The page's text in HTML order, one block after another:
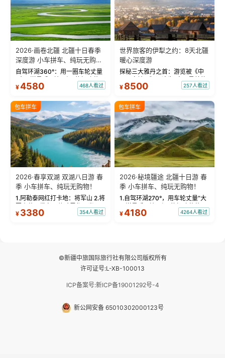
2026·画卷北疆 北疆十日春季
深度游 小车拼车、纯玩无购
物！
自驾环湖360°：用一圈车轮丈量
“大西洋最后一滴眼泪”的极致蔚
蓝。 赛湖旅拍：甄选多款风格服
绝美瞬间。 赛湖坦克300跟车视
频：专业摄影师...
¥4580 468人看过
世界旅客的伊犁之约：8天北疆
暖心深度游
探秘三大雅丹之首：游览被《中
国国家地理》评选为“中国最美的
三大雅丹”第一名的克拉玛依魔鬼
瓦人最大村落——禾木村，欣赏
晨雾与小木...
¥ 8500 257人看过
包车拼车
2026·春享双湖 双湖八日游 春
季 小车拼车、纯玩无购物！
1.阿勒泰网红打卡地：将军山 2.将
军山落日缆车，体验雪都风光 3.
将军山，夕阳派对，蹦迪party 4.
¥ 3380 354人看过
包车拼车
2026·秘境疆途 北疆十日游 春
季 小车拼车、纯玩无购物！
1.自驾环湖270°，用车轮丈量“大
西洋最后一滴眼泪”的极致蔚蓝，
让雪山、花海与深邃湖水在转弯
¥4180 4264人看过
©新疆中旅国际旅行社有限公司版权所有
许可证号:L-XB-100013
ICP备案号:新ICP备19001292号-4
新公网安备 65010302000123号